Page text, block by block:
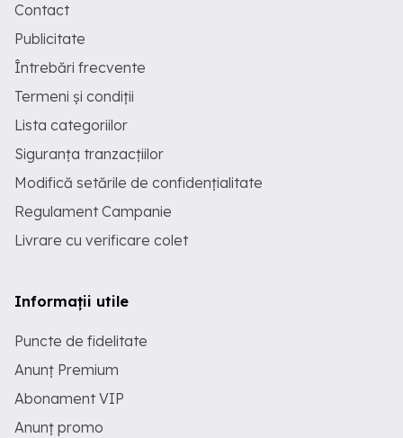
Contact
Publicitate
Întrebări frecvente
Termeni și condiții
Lista categoriilor
Siguranța tranzacțiilor
Modifică setările de confidențialitate
Regulament Campanie
Livrare cu verificare colet
Informații utile
Puncte de fidelitate
Anunț Premium
Abonament VIP
Anunț promo